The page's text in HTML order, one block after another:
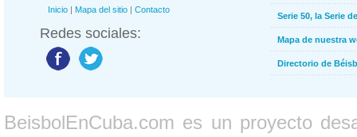
Inicio | Mapa del sitio | Contacto
Redes sociales:
Serie 50, la Serie
Mapa de nuestra
Directorio de
BeisbolEnCuba.com es un proyecto